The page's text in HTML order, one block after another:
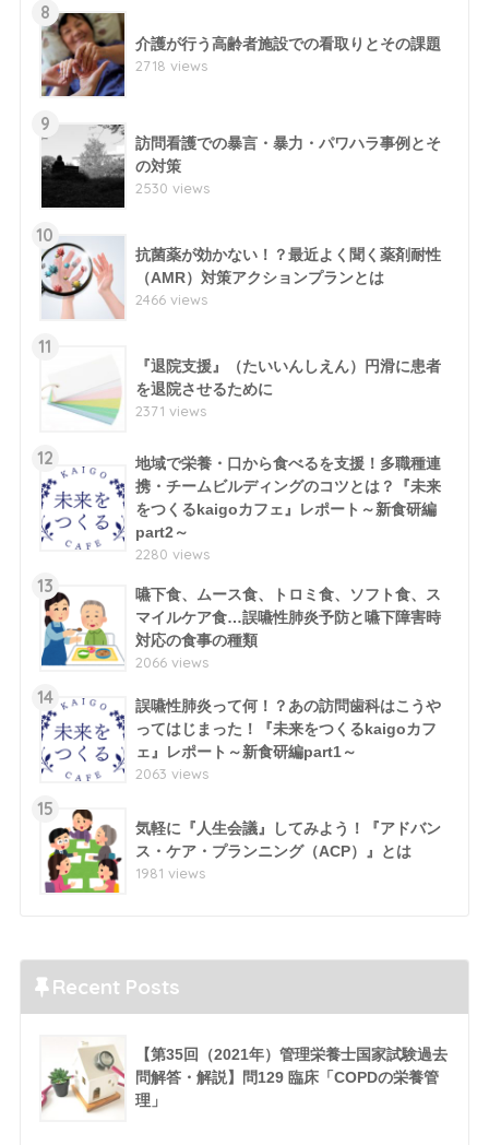
8
介護が行う高齢者施設での看取りとその課題
2718 views
9
訪問看護での暴言・暴力・パワハラ事例とそ
の対策
2530 views
10
抗菌薬が効かない！？最近よく聞く薬剤耐性
（AMR）対策アクションプランとは
2466 views
11
『退院支援』（たいいんしえん）円滑に患者
を退院させるために
2371 views
12
地域で栄養・口から食べるを支援！多職種連
携・チームビルディングのコツとは？『未来
をつくるkaigoカフェ』レポート～新食研編
part2～
2280 views
13
嚥下食、ムース食、トロミ食、ソフト食、ス
マイルケア食…誤嚥性肺炎予防と嚥下障害時
対応の食事の種類
2066 views
14
誤嚥性肺炎って何！？あの訪問歯科はこうや
ってはじまった！『未来をつくるkaigoカフ
ェ』レポート～新食研編part1～
2063 views
15
気軽に『人生会議』してみよう！『アドバン
ス・ケア・プランニング（ACP）』とは
1981 views
Recent Posts
【第35回（2021年）管理栄養士国家試験過去
問解答・解説】問129 臨床「COPDの栄養管
理」